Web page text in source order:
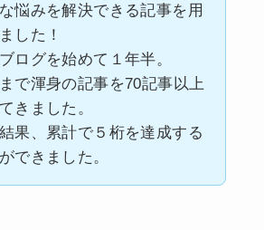
悩みを解決できる記事を用
した！
ログを始めて１年半。
で渾身の記事を70記事以上
きました。
果、累計で５桁を達成する
できました。